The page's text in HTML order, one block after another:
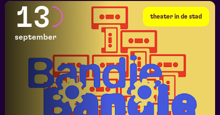
theater in de stad
13
september